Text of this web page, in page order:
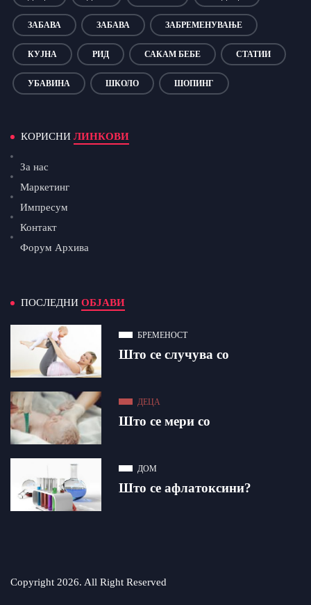
ЗАБАВА ЗАБАВА ЗАБРЕМЕНУВАЊЕ
КУЈНА РИД САКАМ БЕБЕ СТАТИИ
УБАВИНА ШКОЛО ШОПИНГ
КОРИСНИ ЛИНКОВИ
За нас
Маркетинг
Импресум
Контакт
Форум Архива
ПОСЛЕДНИ ОБЈАВИ
БРЕМЕНОСТ
Што се случува со
ДЕЦА
Што се мери со
ДОМ
Што се афлатоксини?
Copyright 2026. All Right Reserved